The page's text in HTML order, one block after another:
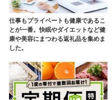
仕事もプライベートも健康であるこ
とが一番。快眠やダイエットなど健
康や美容にまつわる返礼品を集めま
した。